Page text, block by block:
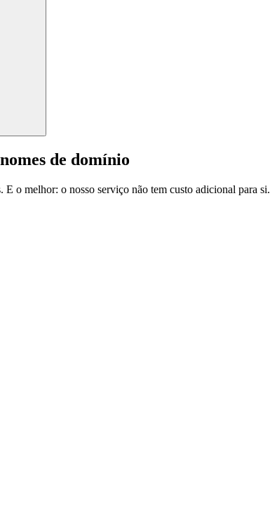
de domínio
o melhor: o nosso serviço não tem custo adicional para si.